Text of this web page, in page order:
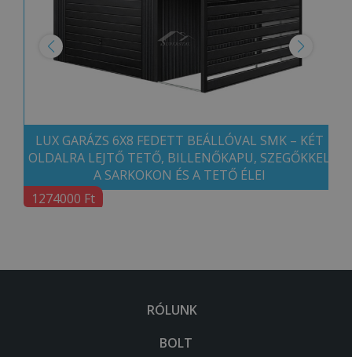
LUX GARÁZS 6X8 FEDETT BEÁLLÓVAL SMK – KÉT
OLDALRA LEJTŐ TETŐ, BILLENŐKAPU, SZEGŐKKEL
A SARKOKON ÉS A TETŐ ÉLEI
1274000 Ft
RÓLUNK
BOLT